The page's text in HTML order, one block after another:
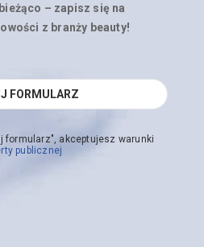
– zapisz się na
z branży beauty!
formularz", akceptujesz warunki
publicznej